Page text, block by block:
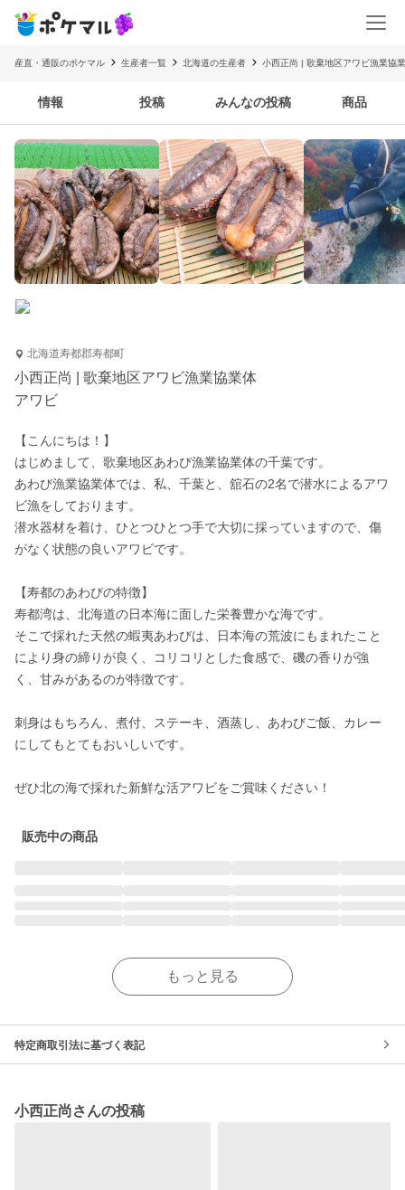
産直・通販のポケマル 生産者一覧 北海道の生産者 小西正尚 | 歌棄地区アワビ漁業協
情報 投稿 みんなの投稿 商品
北海道寿都郡寿都町
小西正尚 | 歌棄地区アワビ漁業協業体
アワビ
【こんにちは！】
はじめまして、歌棄地区あわび漁業協業体の千葉です。
あわび漁業協業体では、私、千葉と、舘石の2名で潜水によるアワ
ビ漁をしております。
潜水器材を着け、ひとつひとつ手で大切に採っていますので、傷
がなく状態の良いアワビです。
【寿都のあわびの特徴】
寿都湾は、北海道の日本海に面した栄養豊かな海です。
そこで採れた天然の蝦夷あわびは、日本海の荒波にもまれたこと
により身の締りが良く、コリコリとした食感で、磯の香りが強
く、甘みがあるのが特徴です。
刺身はもちろん、煮付、ステーキ、酒蒸し、あわびご飯、カレー
にしてもとてもおいしいです。
販売中の商品
もっと見る
特定商取引法に基づく表記
小西正尚さんの投稿